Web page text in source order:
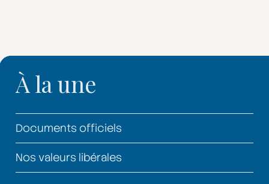
À la une
Documents officiels
Nos valeurs libérales